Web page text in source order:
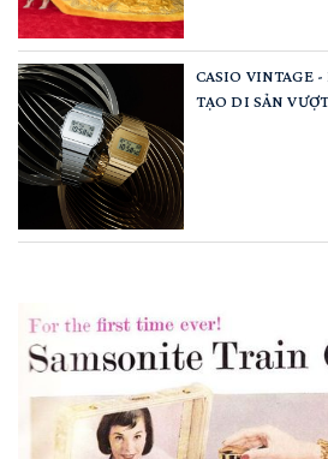
CASIO VINTAGE
TẠO DI SẢN